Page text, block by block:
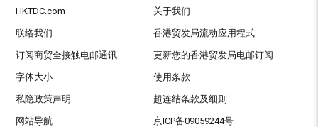
HKTDC.com 关于我们
联络我们 香港贸发局流动应用程式
订阅商贸全接触电邮通讯 更新您的香港贸发局电邮订阅
字体大小 使用条款
私隐政策声明 超连结条款及细则
网站导航 京ICP备09059244号